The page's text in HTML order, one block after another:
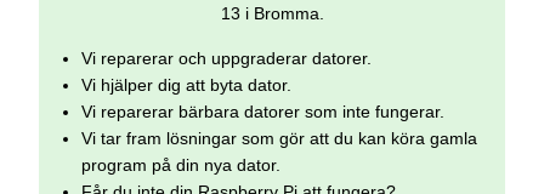
13 i Bromma.
Vi reparerar och uppgraderar datorer.
Vi hjälper dig att byta dator.
Vi reparerar bärbara datorer som inte fungerar.
Vi tar fram lösningar som gör att du kan köra gamla
program på din nya dator.